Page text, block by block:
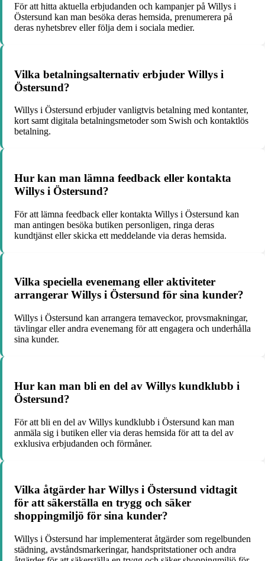
För att hitta aktuella erbjudanden och kampanjer på Willys i
Östersund kan man besöka deras hemsida, prenumerera på
deras nyhetsbrev eller följa dem i sociala medier.
Vilka betalningsalternativ erbjuder Willys i
Östersund?
Willys i Östersund erbjuder vanligtvis betalning med kontanter,
kort samt digitala betalningsmetoder som Swish och kontaktlös
betalning.
Hur kan man lämna feedback eller kontakta
Willys i Östersund?
För att lämna feedback eller kontakta Willys i Östersund kan
man antingen besöka butiken personligen, ringa deras
kundtjänst eller skicka ett meddelande via deras hemsida.
Vilka speciella evenemang eller aktiviteter
arrangerar Willys i Östersund för sina kunder?
Willys i Östersund kan arrangera temaveckor, provsmakningar,
tävlingar eller andra evenemang för att engagera och underhålla
sina kunder.
Hur kan man bli en del av Willys kundklubb i
Östersund?
För att bli en del av Willys kundklubb i Östersund kan man
anmäla sig i butiken eller via deras hemsida för att ta del av
exklusiva erbjudanden och förmåner.
Vilka åtgärder har Willys i Östersund vidtagit
för att säkerställa en trygg och säker
shoppingmiljö för sina kunder?
Willys i Östersund har implementerat åtgärder som regelbunden
städning, avståndsmarkeringar, handspritstationer och andra